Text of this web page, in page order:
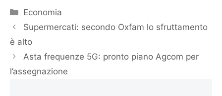
Categorie
Economia
Supermercati: secondo Oxfam lo sfruttamento
è alto
Asta frequenze 5G: pronto piano Agcom per
l’assegnazione